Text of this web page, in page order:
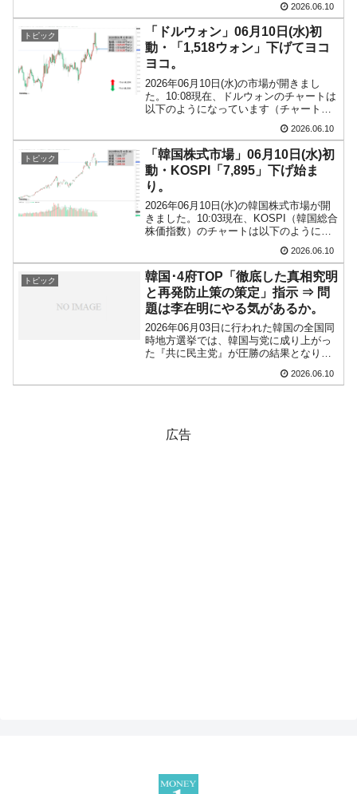
『Money1』
韓国政府『BYD』車への補助金を全廃 ⇒ 実
は韓国で『BYD』車は売れている。6カ月で対前年同期比1.9
倍！
在韓米国大使スティールが着韓！⇒ さっそく
空港に詰めかけ「出て行け！」「極右勢力」のプラカードを
『Money1』
韓国政府「2035年までに18.4GW規模のAIデ
ータセンター整備」⇒ だから無理だってば。
『Money1』
JPモルガン「韓国レバレッジETFの清算はほ
韓国『国民年金公団』株価暴落で200兆蒸
発。
『Money1』
韓国政府「ニセＫ-ブランドを通報しようキャ
ンペーン」⇒ あの名物教授も登場！
中央選挙管理委員会は中身が謎のブラッ
クボックス。尹錫悦（ユン・ソギョル）
前大統領が非常戒...
2026.06.10
トピック
「ドルウォン」06月10日(水)初
動・「1,518ウォン」下げてヨコ
ヨコ。
2026年06月10日(水)の市場が開きまし
た。10:08現在、ドルウォンのチャートは
以下のようになっています（チャートは
ころ「1ドル＝1,518ウォン」近辺の攻防
となっています。ローソク足...
2026.06.10
トピック
「韓国株式市場」06月10日(水)初
動・KOSPI「7,895」下げ始ま
り。
2026年06月10日(水)の韓国株式市場が開
きました。10:03現在、KOSPI（韓国総合
株価指数）のチャートは以下のようにな
『Investing.com』より引用）。下げて始
まりました。KOSPIは「7,895」で...
2026.06.10
トピック
韓国･4府TOP「徹底した真相究明
と再発防止策の策定」指示 ⇒ 問
題は李在明にやる気があるか。
2026年06月03日に行われた韓国の全国同
時地方選挙では、韓国与党に成り上がっ
た『共に民主党』が圧勝の結果となりま
るソウル市長選挙では、すんでところで
2026.06.10
広告